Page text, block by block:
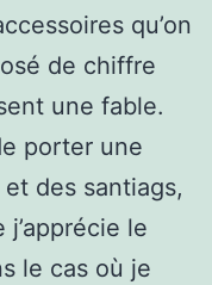
qu’on
de chiffre
une fable.
porter une
des santiags,
le
le cas où je